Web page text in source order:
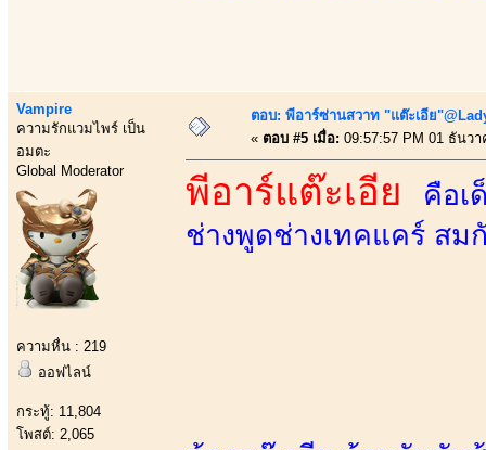
Vampire
ความรักแวมไพร์ เป็น
อมตะ
Global Moderator
ความหื่น : 219
ออฟไลน์
กระทู้: 11,804
โพสต์: 2,065
ตอบ: พีอาร์ซ่านสวาท "แต๊ะเอีย
« ตอบ #5 เมื่อ: 09:57:57 PM 01 ธันว
พีอาร์แต๊ะเอีย
คือเ
ช่างพูดช่างเทคแคร์ ส